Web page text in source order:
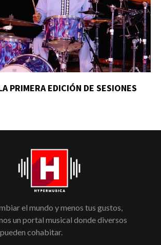
PRIMERA EDICIÓN DE SESIONES
el mundo y menos tus gustos,
un portal musical donde diversos
cohabitar.